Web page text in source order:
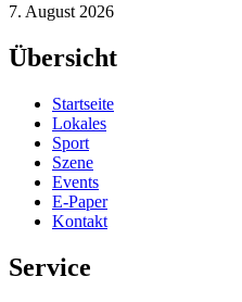
7. August 2026
Übersicht
Startseite
Lokales
Sport
Szene
Events
E-Paper
Kontakt
Service